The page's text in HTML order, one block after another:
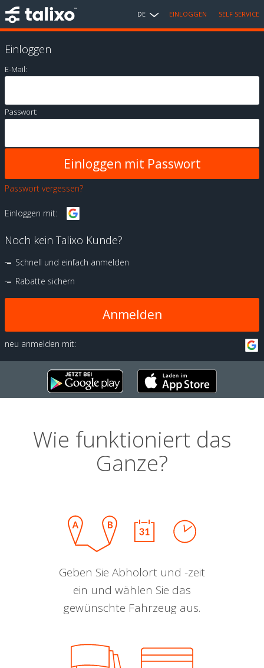
DE EINLOGGEN SELF SERVICE
Einloggen
E-Mail:
Passwort:
Passwort vergessen?
Einloggen mit:
Noch kein Talixo Kunde?
Schnell und einfach anmelden
Rabatte sichern
Anmelden
neu anmelden mit:
Wie funktioniert das
Ganze?
Geben Sie Abholort und -zeit
ein und wählen Sie das
gewünschte Fahrzeug aus.